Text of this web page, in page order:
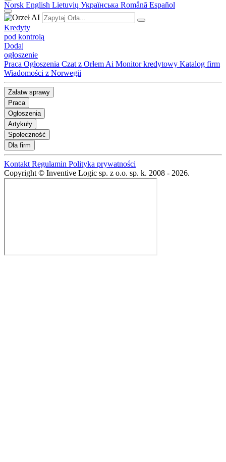
Norsk English Lietuvių Українська Română Español
Kredyty
pod kontrolą
Dodaj
ogłoszenie
Praca Ogłoszenia Czat z Orłem Ai Monitor kredytowy Katalog firm
Wiadomości z Norwegii
Załatw sprawy
Praca
Ogłoszenia
Artykuły
Społeczność
Dla firm
Kontakt Regulamin Polityka prywatności
Copyright © Inventive Logic sp. z o.o. sp. k. 2008 - 2026.